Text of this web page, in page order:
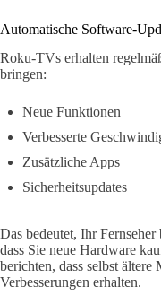
Automatische Software-
Roku‑TVs erhalten
bringen:
Neue Funktionen
Verbesserte
Zusätzliche Apps
Sicherheitsupdates
Das bedeutet, Ihr
dass Sie neue Hardware
berichten, dass selbst ältere
Verbesserungen erhalten.